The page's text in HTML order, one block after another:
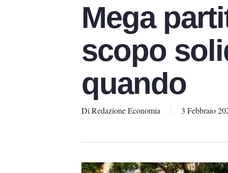
Mega
scopo
quando
Di Redazione Economia 3 Febbraio